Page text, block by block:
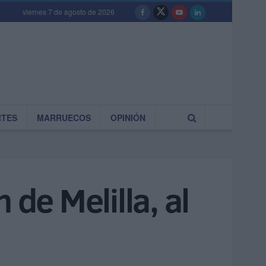
viernes 7 de agosto de 2026
MARRUECOS OPINIÓN
de Melilla, al